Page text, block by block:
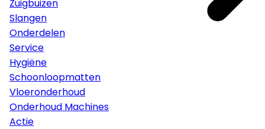
Zuigbuizen
Slangen
Onderdelen
Service
Hygiëne
Schoonloopmatten
Vloeronderhoud
Onderhoud Machines
Actie